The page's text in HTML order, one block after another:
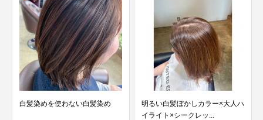
わない白髪染め
明るい白髪ぼかしカラー×大人ハ
イライト×シークレッ...
デザインカラー